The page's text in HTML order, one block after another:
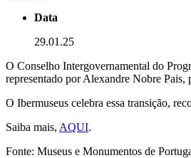
Data
29.01.25
O Conselho Intergovernamental do
representado por Alexandre Nobre Pais,
O Ibermuseus celebra essa transição,
Saiba mais, AQUI.
Fonte: Museus e Monumentos de